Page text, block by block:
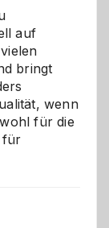
auf
bringt
wenn
für die
für